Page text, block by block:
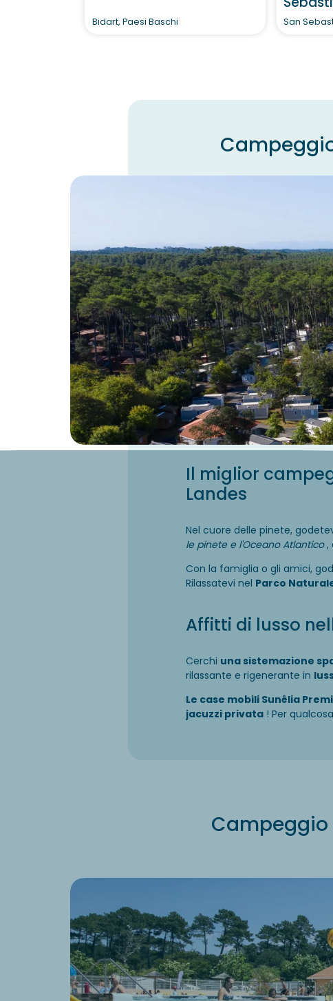
Bidart, Paesi Baschi San
Il miglior
Landes
Nel cuore delle pinete,
le pinete e l'Oceano Atlantico,
Con la famiglia o gli amici,
Rilassatevi nel Parco
Affitti di lusso
Cerchi una sistemazione
rilassante e rigenerante in
Le case mobili Sunêlia
jacuzzi privata ! Per
Campeggio